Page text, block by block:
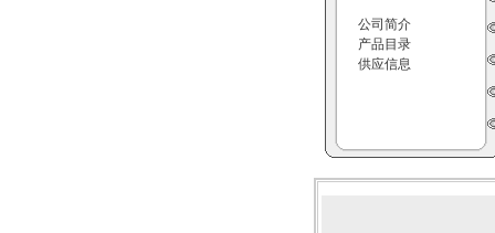
公司简介
产品目录
供应信息